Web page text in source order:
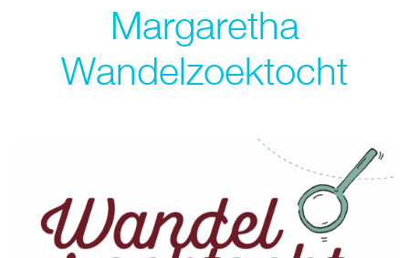
Margaretha
Wandelzoektocht